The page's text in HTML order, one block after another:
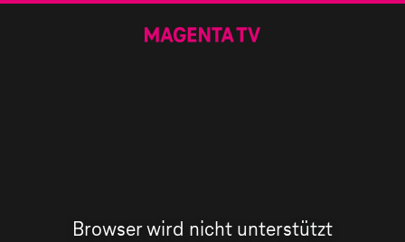
Browser wird nicht unterstützt